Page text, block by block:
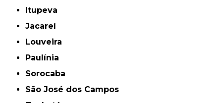
Itupeva
Jacareí
Louveira
Paulínia
Sorocaba
São José dos Campos